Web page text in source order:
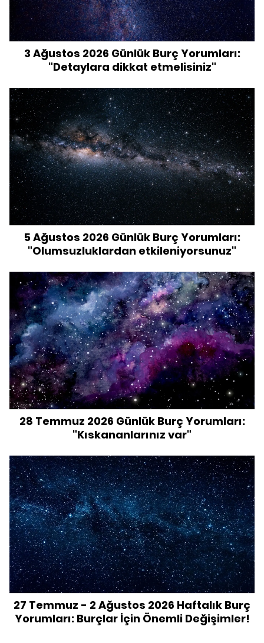
3 Ağustos 2026 Günlük Burç Yorumları:
"Detaylara dikkat etmelisiniz"
5 Ağustos 2026 Günlük Burç Yorumları:
"Olumsuzluklardan etkileniyorsunuz"
28 Temmuz 2026 Günlük Burç Yorumları:
"Kıskananlarınız var"
27 Temmuz - 2 Ağustos 2026 Haftalık Burç
Yorumları: Burçlar İçin Önemli Değişimler!